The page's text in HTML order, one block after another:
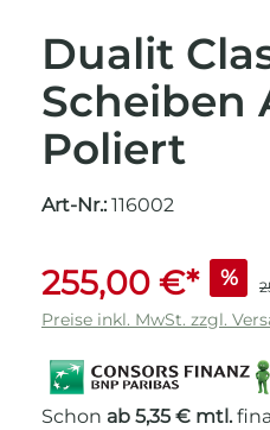
Dualit
Scheiben
Poliert
Art-Nr.: 116002
255,00 €* %
Preise inkl. MwSt. zzgl.
Schon ab 5,35 € mtl.